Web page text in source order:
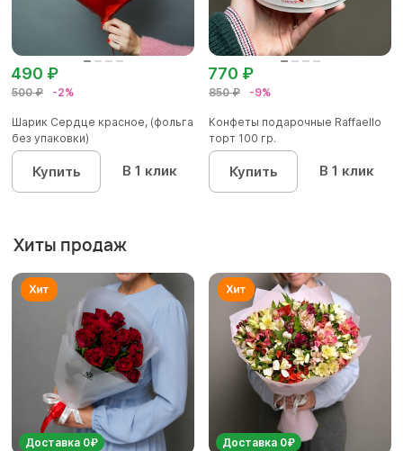
500 ₽ -2%
490 ₽
Шарик Сердце красное, (фольга
без упаковки)
Купить В 1 клик
850 ₽ -9%
770 ₽
Конфеты подарочные Raffaello
торт 100 гр.
Купить В 1 клик
Хиты продаж
Доставка 0₽ Доставка 0₽